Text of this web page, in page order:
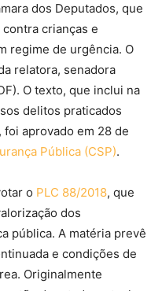
dos Deputados, que
crianças e
regime de urgência. O
relatora, senadora
O texto, que inclui na
delitos praticados
aprovado em 28 de
Pública (CSP).
o PLC 88/2018, que
dos
pública. A matéria prevê
e condições de
Originalmente